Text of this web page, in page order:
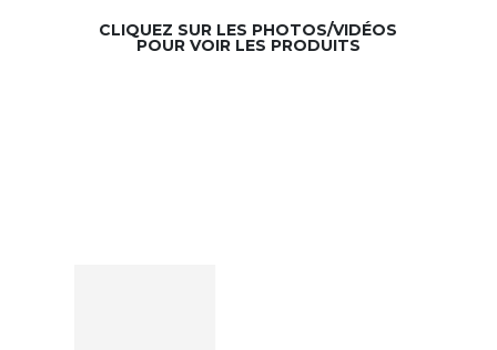
CLIQUEZ SUR LES PHOTOS/VIDÉOS
POUR VOIR LES PRODUITS